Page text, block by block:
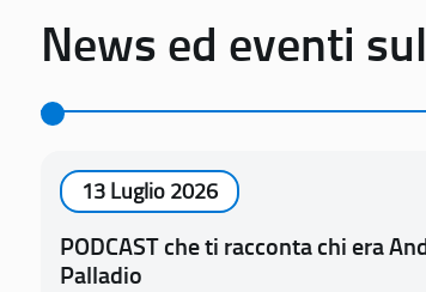
News ed eventi
13 Luglio 2026
PODCAST che ti racconta chi era
Palladio